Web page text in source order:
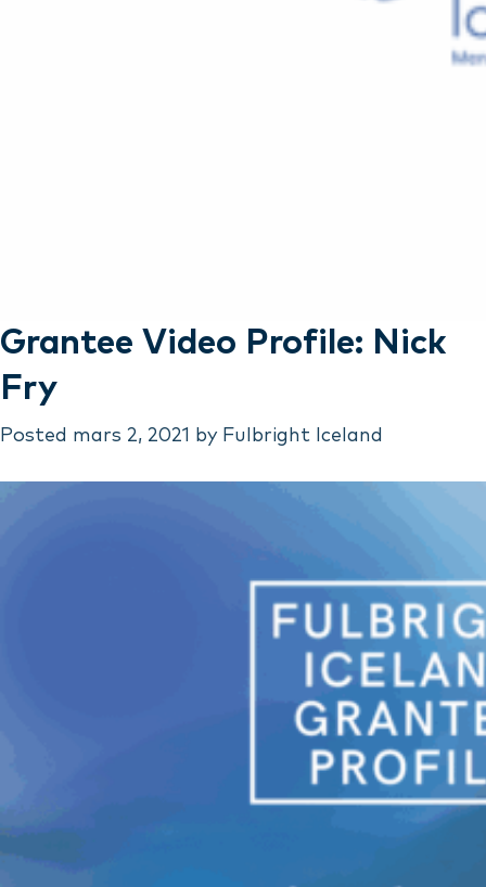
Grantee Video Profile: Nick
Fry
Posted mars 2, 2021 by Fulbright Iceland